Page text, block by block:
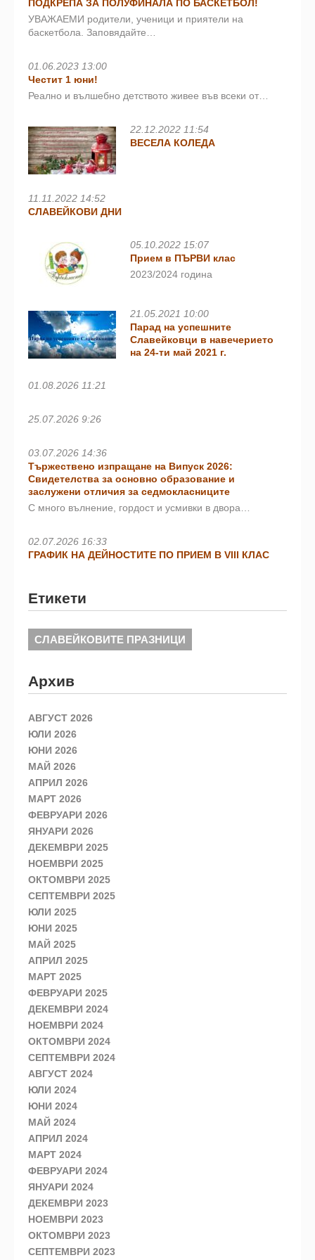
ПОДКРЕПА ЗА ПОЛУФИНАЛА ПО БАСКЕТБОЛ!
УВАЖАЕМИ родители, ученици и приятели на
баскетбола. Заповядайте…
01.06.2023 13:00
Честит 1 юни!
Реално и вълшебно детството живее във всеки от…
22.12.2022 11:54
ВЕСЕЛА КОЛЕДА
11.11.2022 14:52
СЛАВЕЙКОВИ ДНИ
05.10.2022 15:07
Прием в ПЪРВИ клас
2023/2024 година
21.05.2021 10:00
Парад на успешните
Славейковци в навечерието
на 24-ти май 2021 г.
01.08.2026 11:21
25.07.2026 9:26
03.07.2026 14:36
Тържествено изпращане на Випуск 2026:
Свидетелства за основно образование и
заслужени отличия за седмокласниците
С много вълнение, гордост и усмивки в двора…
02.07.2026 16:33
ГРАФИК НА ДЕЙНОСТИТЕ ПО ПРИЕМ В VIII КЛАС
Етикети
СЛАВЕЙКОВИТЕ ПРАЗНИЦИ
Архив
АВГУСТ 2026
ЮЛИ 2026
ЮНИ 2026
МАЙ 2026
АПРИЛ 2026
МАРТ 2026
ФЕВРУАРИ 2026
ЯНУАРИ 2026
ДЕКЕМВРИ 2025
НОЕМВРИ 2025
ОКТОМВРИ 2025
СЕПТЕМВРИ 2025
ЮЛИ 2025
ЮНИ 2025
МАЙ 2025
АПРИЛ 2025
МАРТ 2025
ФЕВРУАРИ 2025
ДЕКЕМВРИ 2024
НОЕМВРИ 2024
ОКТОМВРИ 2024
СЕПТЕМВРИ 2024
АВГУСТ 2024
ЮЛИ 2024
ЮНИ 2024
МАЙ 2024
АПРИЛ 2024
МАРТ 2024
ФЕВРУАРИ 2024
ЯНУАРИ 2024
ДЕКЕМВРИ 2023
НОЕМВРИ 2023
ОКТОМВРИ 2023
СЕПТЕМВРИ 2023